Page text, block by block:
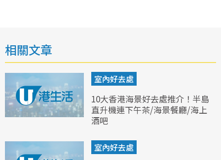
相關文章
室內好去處
10大香港海景好去處推介！半島
直升機連下午茶/海景餐廳/海上
酒吧
室內好去處